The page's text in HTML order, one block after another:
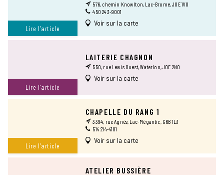
Lire l’article
576, chemin Knowlton, Lac-Brome, J0E 1V0
450 243-9001
Voir sur la carte
Lire l’article
LAITERIE CHAGNON
550, rue Lewis Ouest, Waterloo, J0E 2N0
Voir sur la carte
Lire l’article
CHAPELLE DU RANG 1
3394, rue Agnès, Lac-Mégantic, G6B 1L3
514 214-4181
Voir sur la carte
ATELIER BUSSIÈRE